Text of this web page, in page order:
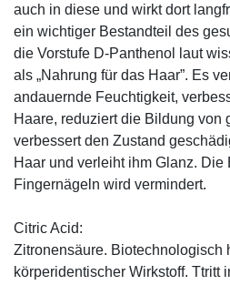
auch in diese und wirkt dort
ein wichtiger Bestandteil des
die Vorstufe D-Panthenol laut
als „Nahrung für das Haar”. Es
andauernde Feuchtigkeit,
Haare, reduziert die Bildung von
verbessert den Zustand
Haar und verleiht ihm Glanz. Die
Fingernägeln wird vermindert.
Citric Acid:
Zitronensäure. Biotechnologisch
körperidentischer Wirkstoff. Ttritt